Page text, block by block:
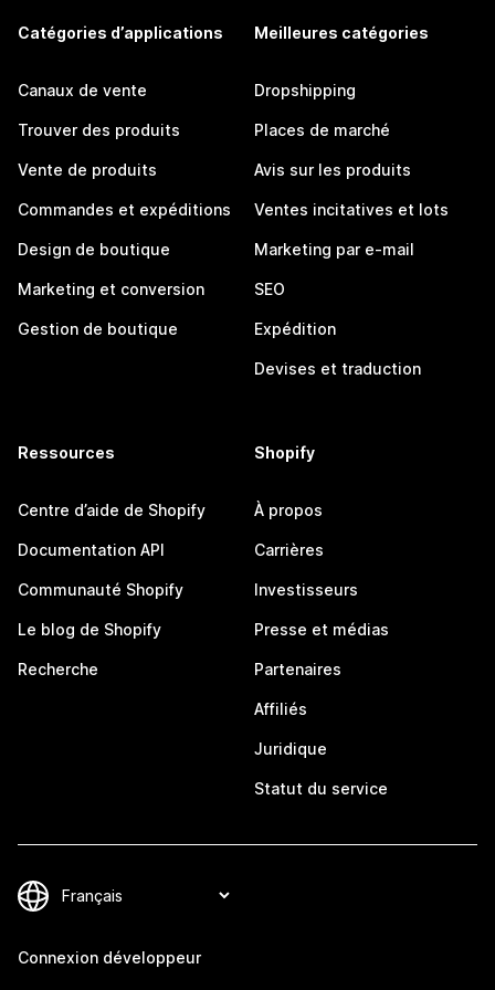
Catégories d’applications
Canaux de vente
Trouver des produits
Vente de produits
Commandes et expéditions
Design de boutique
Marketing et conversion
Gestion de boutique
Meilleures catégories
Dropshipping
Places de marché
Avis sur les produits
Ventes incitatives et lots
Marketing par e-mail
SEO
Expédition
Devises et traduction
Ressources
Centre d’aide de Shopify
Documentation API
Communauté Shopify
Le blog de Shopify
Recherche
Shopify
À propos
Carrières
Investisseurs
Presse et médias
Partenaires
Affiliés
Juridique
Statut du service
Connexion développeur